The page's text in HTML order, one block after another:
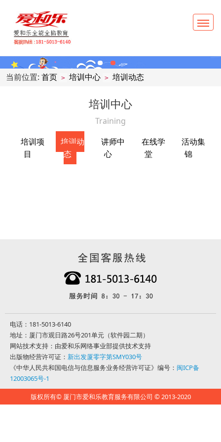
当前位置: 首页 > 培训中心 > 培训动态
培训中心
Training
培训项
目
培训动
态
讲师中
心
在线学
堂
活动集
锦
电话：181-5013-6140
地址：厦门市观日路26号201单元（软件园二期）
网站技术支持：由爱和乐网络事业部提供技术支持
出版物经营许可证： 新出发厦零字第SMY030号
《中华人民共和国电信与信息服务业务经营许可证》编号： 闽ICP备
12003065号-1
版权所有© 厦门市爱和乐教育服务有限公司 © 2013-2020